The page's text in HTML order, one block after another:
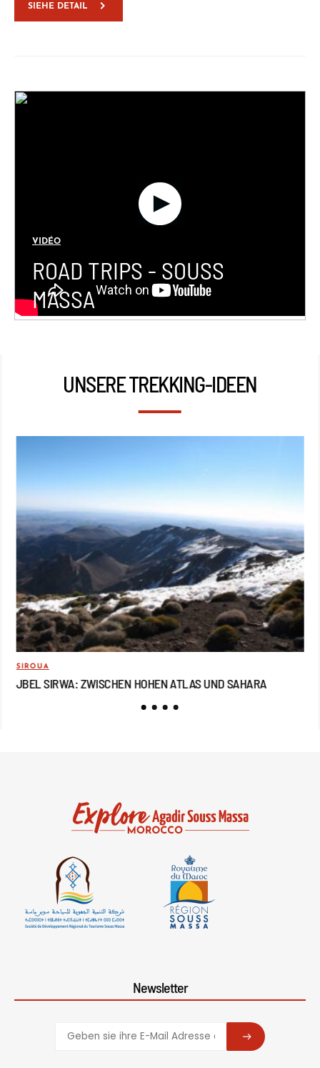
SIEHE DETAIL
VIDÉO
ROAD TRIPS - SOUSS
MASSA
UNSERE TREKKING-IDEEN
SIROUA
JBEL SIRWA: ZWISCHEN HOHEN ATLAS UND SAHARA
Newsletter
SUBSCRIBE